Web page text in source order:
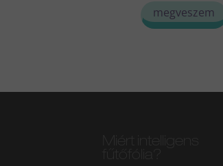
megveszem